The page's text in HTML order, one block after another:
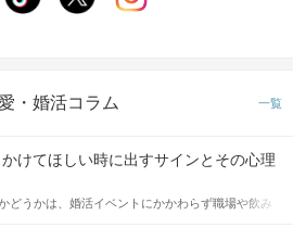
・婚活コラム 一覧
けてほしい時に出すサインとその心理
どうかは、婚活イベントにかかわらず職場や飲み